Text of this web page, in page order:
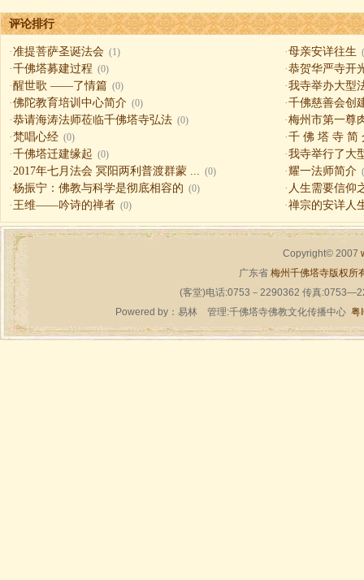
评论排行
·准提菩萨圣诞法会 (1) ·母亲安详往生
·千佛塔募建过程 (0) ·恭贺华严寺开
·醒世歌 ——了情篇 (0) ·我寺举办大型
·佛陀教育培训中心简介 (0) ·千佛慈善会创
·恭请海涛法师莅临千佛塔寺弘法 (0) ·梅州市第一尊
·梵唱心经 (0) ·千 佛 塔 寺 简
·千佛塔迁建缘起 (0) ·我寺举行了大
·2017年七月法会 冥阳两利普渡群蒙 ... (0) ·耀一法师简介
·杨振宁：佛教与科学是彻底相容的 (0) · 人生需要信仰
·王维——吟诗的禅者 (0) ·禅宗的安详人
Copyright© 2007
广东省 梅州千佛塔寺版权所
(客堂)电话:0753－2290362 传真
Powered by： 易林管理:千佛塔寺佛教文化传播中心 粤